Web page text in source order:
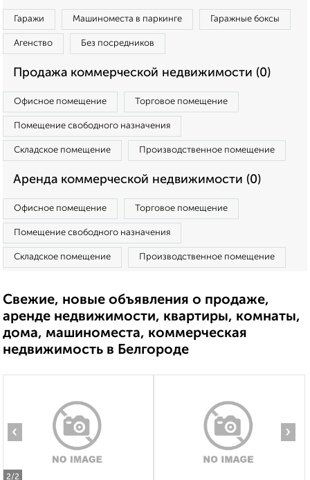
Гаражи Машиноместа в паркинге Гаражные боксы
Агенство Без посредников
Продажа коммерческой недвижимости (0)
Офисное помещение Торговое помещение
Помещение свободного назначения
Складское помещение Производственное помещение
Аренда коммерческой недвижимости (0)
Офисное помещение Торговое помещение
Помещение свободного назначения
Складское помещение Производственное помещение
Свежие, новые объявления о продаже,
аренде недвижимости, квартиры, комнаты,
дома, машиноместа, коммерческая
недвижимость в Белгороде
2/2
‹ ›